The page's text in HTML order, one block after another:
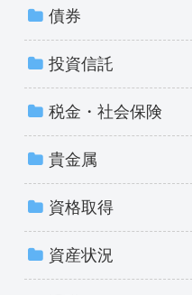
債券
投資信託
税金・社会保険
貴金属
資格取得
資産状況